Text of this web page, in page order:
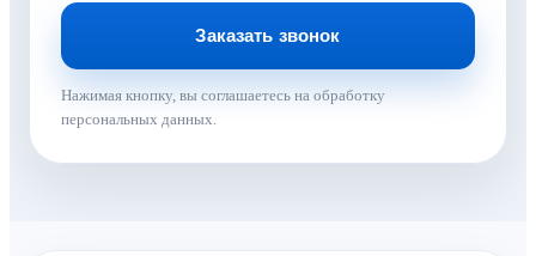
Нажимая кнопку, вы соглашаетесь на обработку
персональных данных.